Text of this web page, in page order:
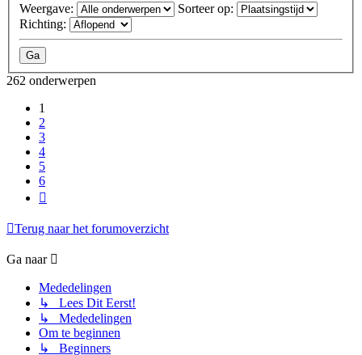
Weergave:
Sorteer op:
Richting:
262 onderwerpen
1
2
3
4
5
6
Terug naar het forumoverzicht
Ga naar
Mededelingen
↳ Lees Dit Eerst!
↳ Mededelingen
Om te beginnen
↳ Beginners